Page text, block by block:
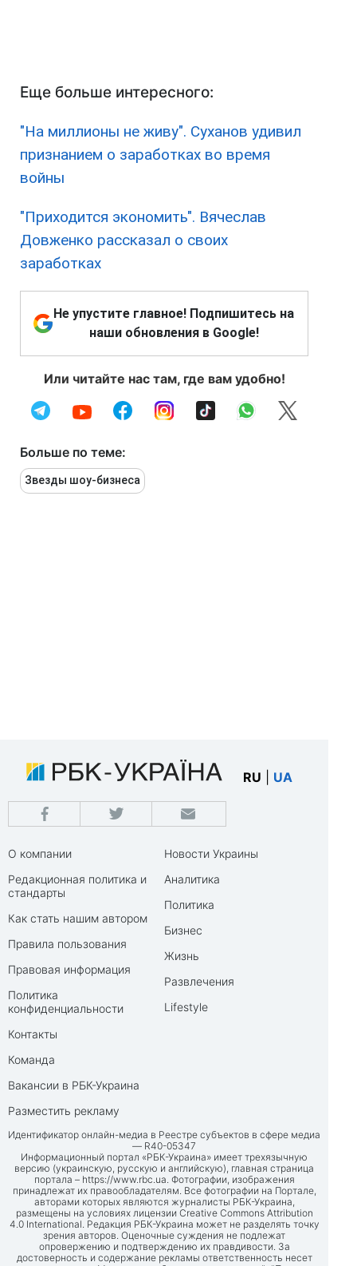
Еще больше интересного:
"На миллионы не живу". Суханов удивил
признанием о заработках во время
войны
"Приходится экономить". Вячеслав
Довженко рассказал о своих
заработках
Не упустите главное! Подпишитесь на
наши обновления в Google!
Или читайте нас там, где вам удобно!
Больше по теме:
Звезды шоу-бизнеса
RU UA
О компании
Редакционная политика и
стандарты
Как стать нашим автором
Правила пользования
Правовая информация
Политика
конфиденциальности
Контакты
Команда
Вакансии в РБК-Украина
Разместить рекламу
Новости Украины
Аналитика
Политика
Бизнес
Жизнь
Развлечения
Lifestyle
Идентификатор онлайн-медиа в Реестре субъектов в сфере медиа
— R40-05347
Информационный портал «РБК-Украина» имеет трехязычную
версию (украинскую, русскую и английскую), главная страница
портала – https://www.rbc.ua. Фотографии, изображения
принадлежат их правообладателям. Все фотографии на Портале,
авторами которых являются журналисты РБК-Украина,
размещены на условиях лицензии Creative Commons Attribution
4.0 International. Редакция РБК-Украина может не разделять точку
зрения авторов. Оценочные суждения не подлежат
опровержению и подтверждению их правдивости. За
достоверность и содержание рекламы ответственность несет